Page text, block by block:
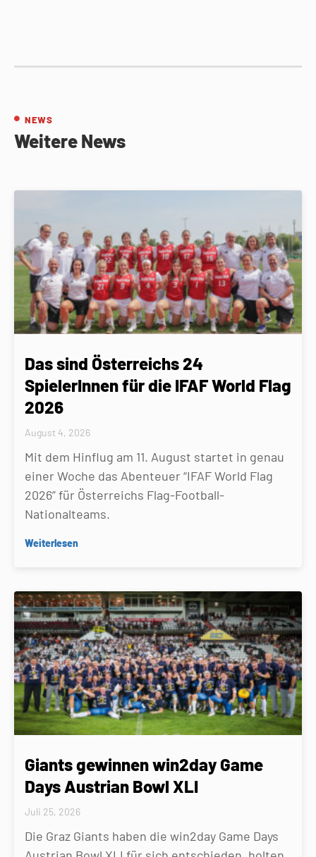
NEWS
Weitere News
Das sind Österreichs 24
SpielerInnen für die IFAF World Flag
2026
August 4, 2026
Mit dem Hinflug am 11. August startet in genau
einer Woche das Abenteuer “IFAF World Flag
2026” für Österreichs Flag-Football-
Nationalteams.
Weiterlesen
Giants gewinnen win2day Game
Days Austrian Bowl XLI
Juli 25, 2026
Die Graz Giants haben die win2day Game Days